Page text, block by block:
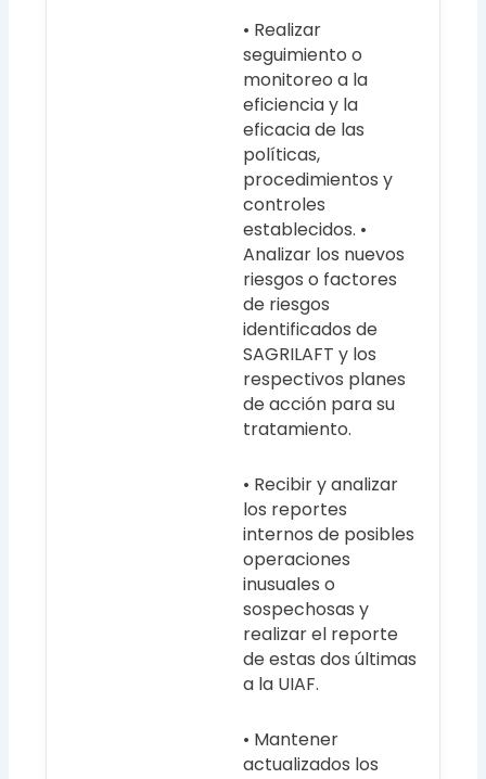
• Realizar
seguimiento o
monitoreo a la
eficiencia y la
eficacia de las
políticas,
procedimientos y
controles
establecidos. •
Analizar los nuevos
riesgos o factores
de riesgos
identificados de
SAGRILAFT y los
respectivos planes
de acción para su
tratamiento.
• Recibir y analizar
los reportes
internos de posibles
operaciones
inusuales o
sospechosas y
realizar el reporte
de estas dos últimas
a la UIAF.
• Mantener
actualizados los